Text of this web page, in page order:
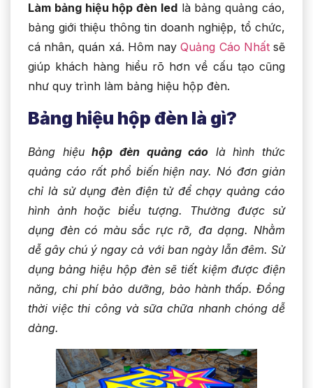
Làm bảng hiệu hộp đèn ledlà bảng quảng cáo,
bảng giới thiệu thông tin doanh nghiệp, tổ chức,
cá nhân, quán xá. Hôm nayQuảng Cáo Nhấtsẽ
giúp khách hàng hiểu rõ hơn về cấu tạo cũng
như quy trình làm bảng hiệu hộp đèn.
Bảng hiệu hộp đèn là gì?
Bảng hiệuhộp đèn quảng cáo là hình thức
quảng cáo rất phổ biến hiện nay. Nó đơn giản
chỉ là sử dụng đèn điện tử để chạy quảng cáo
hình ảnh hoặc biểu tượng. Thường được sử
dụng đèn có màu sắc rực rỡ, đa dạng. Nhằm
dễ gây chú ý ngay cả với ban ngày lẫn đêm. Sử
dụng bảng hiệu hộp đèn sẽ tiết kiệm được điện
năng, chi phí bảo dưỡng, bảo hành thấp. Đồng
thời việc thi công và sữa chữa nhanh chóng dễ
dàng.